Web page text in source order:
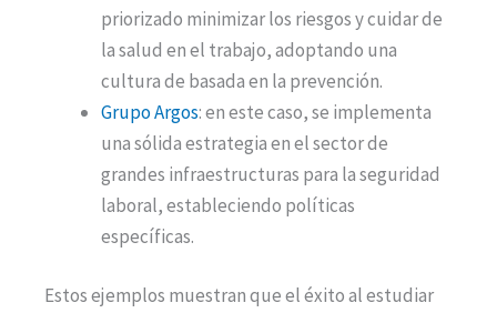
priorizado minimizar los riesgos y cuidar de
la salud en el trabajo, adoptando una
cultura de basada en la prevención.
Grupo Argos: en este caso, se implementa
una sólida estrategia en el sector de
grandes infraestructuras para la seguridad
laboral, estableciendo políticas
específicas.
Estos ejemplos muestran que el éxito al estudiar